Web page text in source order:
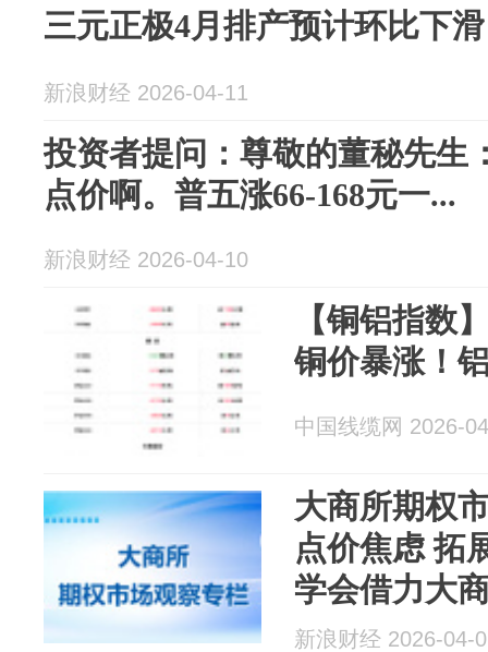
三元正极4月排产预计环比下滑
新浪财经 2026-04-11
投资者提问：尊敬的董秘先生
点价啊。普五涨66-168元一...
新浪财经 2026-04-10
【铜铝指数
铜价暴涨！
中国线缆网 2026-
大商所期权
点价焦虑
学会借力大
贸易
新浪财经 2026-04-